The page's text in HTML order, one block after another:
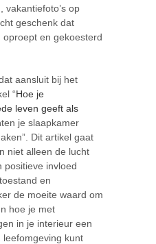
vakantiefoto’s op
geschenk dat
en gekoesterd
aansluit bij het
“Hoe je
leven geeft als
je slaapkamer
Dit artikel gaat
niet alleen de lucht
positieve invloed
en
de moeite waard om
hoe je met
in je interieur een
kunt